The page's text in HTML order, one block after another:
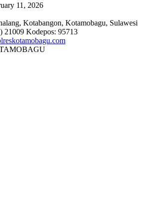
11, 2026
Kotabangon, Kotamobagu, Sulawesi
21009 Kodepos: 95713